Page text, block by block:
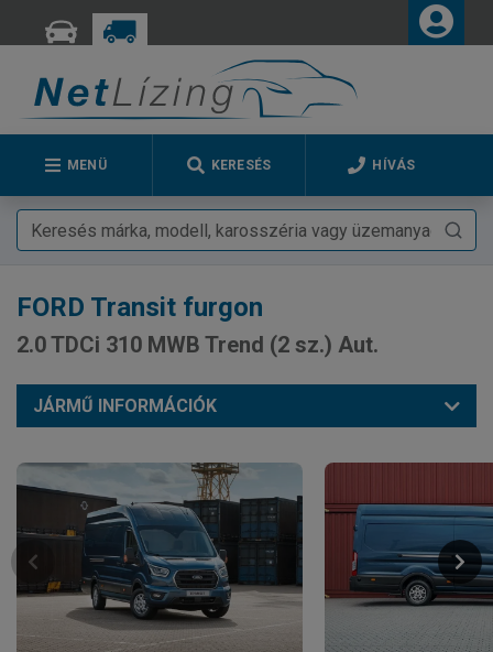
MENÜ KERESÉS HÍVÁS
FORD Transit furgon
2.0 TDCi 310 MWB Trend (2 sz.) Aut.
JÁRMŰ INFORMÁCIÓK